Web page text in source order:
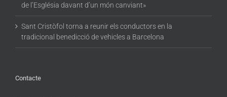
de l’Església davant d’un món canviant»
Sant Cristòfol torna a reunir els conductors en la
tradicional benedicció de vehicles a Barcelona
Contacte